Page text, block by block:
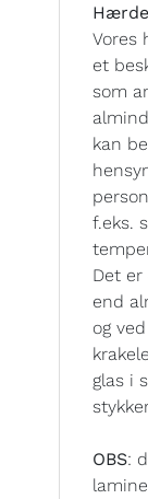
Vores
et
som
kan
f.eks.
Det
end
og
glas i
OBS: